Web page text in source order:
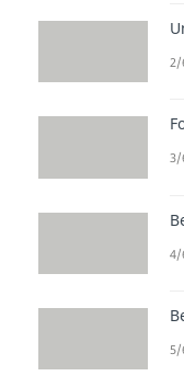
2/
3/
4/
5/